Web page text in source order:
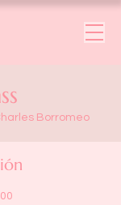
Borromeo